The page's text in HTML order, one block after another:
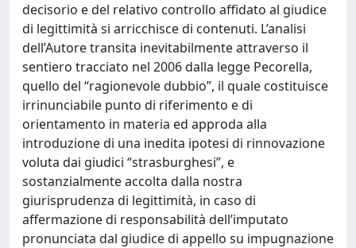
decisorio e del relativo controllo affidato al giudice
di legittimità si arricchisce di contenuti. L’analisi
dell’Autore transita inevitabilmente attraverso il
sentiero tracciato nel 2006 dalla legge Pecorella,
quello del “ragionevole dubbio”, il quale costituisce
irrinunciabile punto di riferimento e di
orientamento in materia ed approda alla
introduzione di una inedita ipotesi di rinnovazione
voluta dai giudici “strasburghesi”, e
sostanzialmente accolta dalla nostra
giurisprudenza di legittimità, in caso di
affermazione di responsabilità dell’imputato
pronunciata dal giudice di appello su impugnazione